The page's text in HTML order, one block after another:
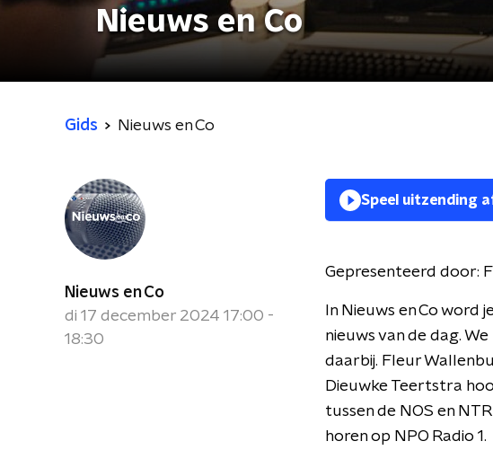
Nieuws en Co
Gids Nieuws en Co
Nieuws en Co
di 17 december 2024 17:00 -
18:30
Speel uitzending
Gepresenteerd door:
In Nieuws en Co word
nieuws van de dag.
daarbij. Fleur
Dieuwke Teertstra
tussen de NOS en
horen op NPO Radio 1.